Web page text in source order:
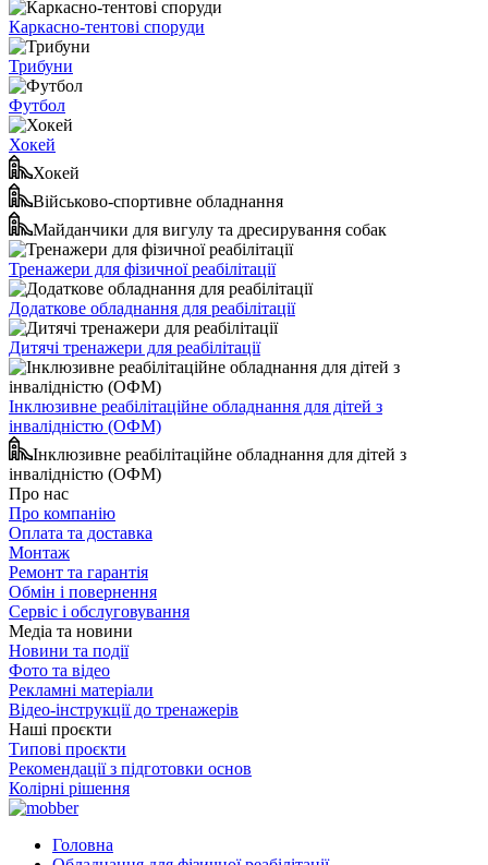
Каркасно-тентові споруди
Трибуни
Футбол
Хокей
Хокей
Військово-спортивне обладнання
Майданчики для вигулу та дресирування собак
Тренажери для фізичної реабілітації
Додаткове обладнання для реабілітації
Дитячі тренажери для реабілітації
Інклюзивне реабілітаційне обладнання для дітей з
інвалідністю (ОФМ)
Інклюзивне реабілітаційне обладнання для дітей з
інвалідністю (ОФМ)
Про нас
Про компанію
Оплата та доставка
Монтаж
Ремонт та гарантія
Обмін і повернення
Сервіс і обслуговування
Медіа та новини
Новини та події
Фото та відео
Рекламні матеріали
Відео-інструкції до тренажерів
Наші проєкти
Типові проєкти
Рекомендації з підготовки основ
Колірні рішення
Головна